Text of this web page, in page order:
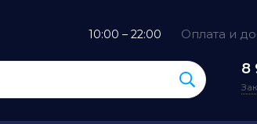
10:00 – 22:00 Оплата и
8